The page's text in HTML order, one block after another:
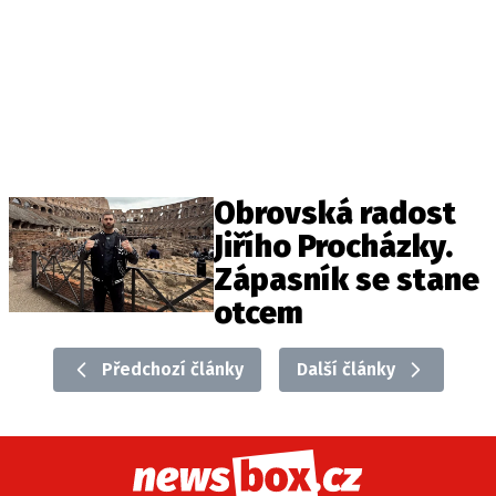
Obrovská radost
Jiřího Procházky.
Zápasník se stane
otcem
Předchozí články Další články